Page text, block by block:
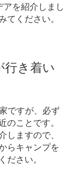
を紹介しまし
てください。
行き着い
ですが、必ず
のことです。
しますので、
らキャンプを
ださい。